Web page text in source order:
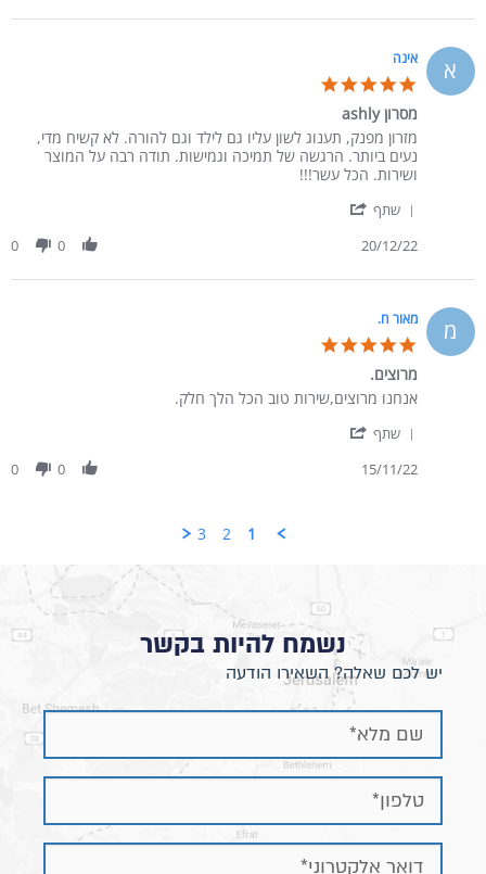
א אינה
מסרון ashly
Review by אינה on 20 Dec 2022
review stating מסרון ashly
מזרון מפנק, תענוג לשון עליו גם לילד וגם להורה. לא קשיח מדי,
נעים ביותר. הרגשה של תמיכה וגמישות. תודה רבה על המוצר
ושירות. הכל עשר!!!
שתף
20/12/22
0
0
מ מאור ח.
מרוצים.
Review by מאור ח. on 15 Nov 2022
review stating מרוצים.
אנחנו מרוצים,שירות טוב הכל הלך חלק.
שתף
15/11/22
0
0
1
2
3
נשמח להיות בקשר
יש לכם שאלה? השאירו הודעה